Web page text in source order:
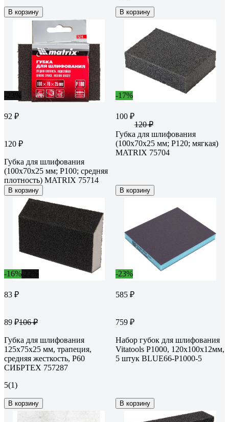
В корзину В корзину
92 ₽
120 ₽
Губка для шлифования
(100х70х25 мм; P100; средняя
плотность) MATRIX 75714
В корзину
-17%
100 ₽
120 ₽
Губка для шлифования
(100х70х25 мм; P120; мягкая)
MATRIX 75704
В корзину
-16%
83 ₽
89 ₽106 ₽
Губка для шлифования
125x75x25 мм, трапеция,
средняя жесткость, Р60
СИБРТЕХ 757287
5(1)
В корзину
-23%
585 ₽
759 ₽
Набор губок для шлифования
Vitatools P1000, 120x100x12мм,
5 штук BLUE66-P1000-5
В корзину